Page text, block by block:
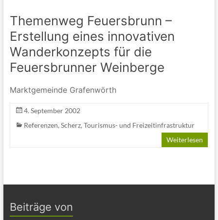
Themenweg Feuersbrunn –
Erstellung eines innovativen
Wanderkonzepts für die
Feuersbrunner Weinberge
Marktgemeinde Grafenwörth
4. September 2002
Referenzen, Scherz, Tourismus- und Freizeitinfrastruktur
Weiterlesen
Beiträge von